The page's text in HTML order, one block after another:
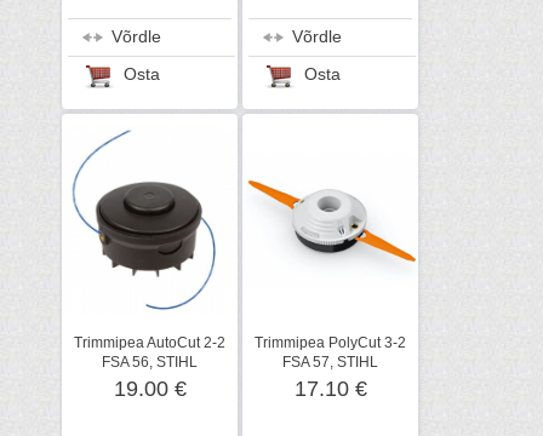
Võrdle
Osta
Võrdle
Osta
Trimmipea AutoCut 2-2
FSA 56, STIHL
19.00 €
Trimmipea PolyCut 3-2
FSA 57, STIHL
17.10 €